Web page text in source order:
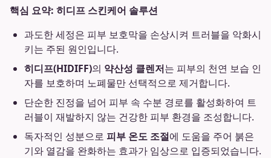
핵심 요약: 히디프 스킨케어 솔루션
과도한 세정은 피부 보호막을 손상시켜 트러블을 악화시
키는 주된 원인입니다.
히디프(HIDIFF)의 약산성 클렌저는 피부의 천연 보습 인
자를 보호하며 노폐물만 선택적으로 제거합니다.
단순한 진정을 넘어 피부 속 수분 경로를 활성화하여 트
러블이 재발하지 않는 건강한 피부 환경을 조성합니다.
독자적인 성분으로 피부 온도 조절에 도움을 주어 붉은
기와 열감을 완화하는 효과가 임상으로 입증되었습니다.